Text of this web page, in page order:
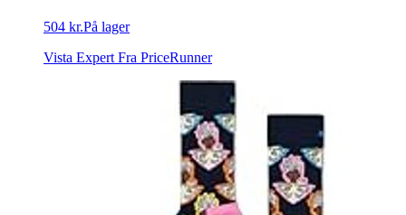
504 kr.På lager
Vista Expert Fra PriceRunner